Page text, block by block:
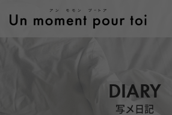
DIARY
写メ日記